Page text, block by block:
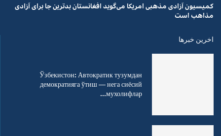
کمیسیون آزادی مذهبی امریکا می‌گوید افغانستان بدترین جا برای آزادی
مذاهب است
اخرین خبرها
Ўзбекистон: Автократик тузумдан
демократияга ўтиш — нега сиёсий
мухолифлар...